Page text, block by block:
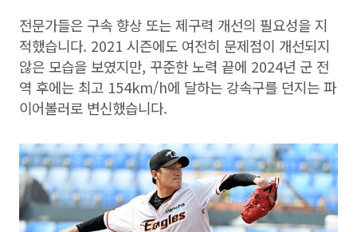
전문가들은 구속 향상 또는 제구력 개선의 필요성을 지
적했습니다. 2021 시즌에도 여전히 문제점이 개선되지
않은 모습을 보였지만, 꾸준한 노력 끝에 2024년 군 전
역 후에는 최고 154km/h에 달하는 강속구를 던지는 파
이어볼러로 변신했습니다.